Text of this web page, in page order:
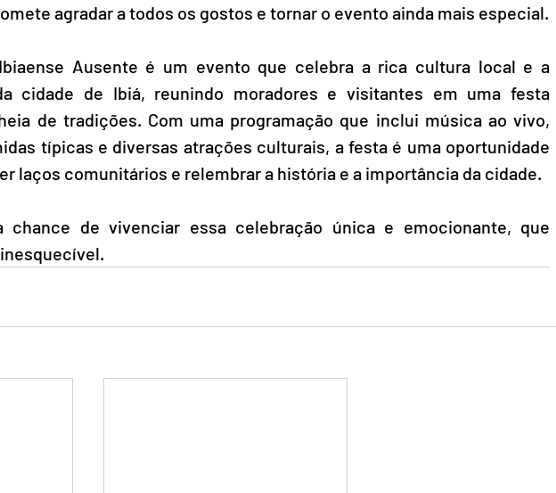
agradar a todos os gostos e tornar o evento ainda mais especial.
Ausente é um evento que celebra a rica cultura local e a
cidade de Ibiá, reunindo moradores e visitantes em uma festa
de tradições. Com uma programação que inclui música ao vivo,
típicas e diversas atrações culturais, a festa é uma oportunidade
laços comunitários e relembrar a história e a importância da cidade.
chance de vivenciar essa celebração única e emocionante, que